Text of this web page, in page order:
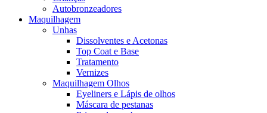
Autobronzeadores
Maquilhagem
Unhas
Dissolventes e Acetonas
Top Coat e Base
Tratamento
Vernizes
Maquilhagem Olhos
Eyeliners e Lápis de olhos
Máscara de pestanas